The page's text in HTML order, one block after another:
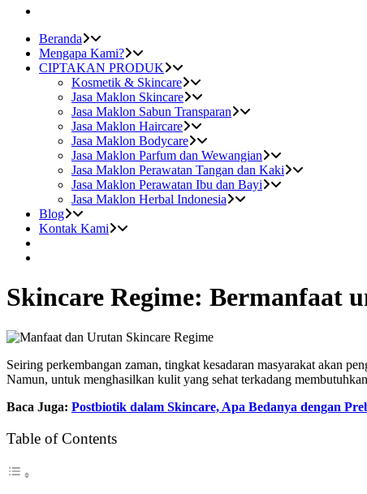
Beranda
Mengapa Kami?
CIPTAKAN PRODUK
Kosmetik & Skincare
Jasa Maklon Skincare
Jasa Maklon Sabun Transparan
Jasa Maklon Haircare
Jasa Maklon Bodycare
Jasa Maklon Parfum dan Wewangian
Jasa Maklon Perawatan Tangan dan Kaki
Jasa Maklon Perawatan Ibu dan Bayi
Jasa Maklon Herbal Indonesia
Blog
Kontak Kami
Skincare Regime: Bermanfaat
Seiring perkembangan zaman, tingkat kesadaran masyarakat akan
Namun, untuk menghasilkan kulit yang sehat terkadang
Baca Juga: Postbiotik dalam Skincare, Apa Bedanya dengan
Table of Contents